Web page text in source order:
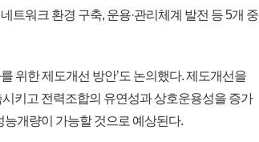
트워크 환경 구축, 운용·관리체계 발전 등 5개 중
위한 제도개선 방안’도 논의했다. 제도개선을
키고 전력조합의 유연성과 상호운용성을 증가
개량이 가능할 것으로 예상된다.